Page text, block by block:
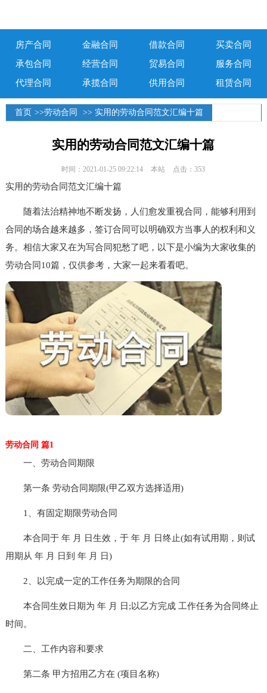
房产合同 金融合同 借款合同
买卖合同
承包合同
经营合同 贸易合同
服务合同
代理合同
承揽合同 供用合同 租赁合同
首页 >>劳动合同 >> 实用的劳动合同范文汇编十篇
实用的劳动合同范文汇编十篇
时间：2021-01-25 09:22:14 本站 点击：353
实用的劳动合同范文汇编十篇
随着法治精神地不断发扬，人们愈发重视合同，能够利用到
合同的场合越来越多，签订合同可以明确双方当事人的权利和义
务。相信大家又在为写合同犯愁了吧，以下是小编为大家收集的
劳动合同10篇，仅供参考，大家一起来看看吧。
劳动合同 篇1
一、劳动合同期限
第一条 劳动合同期限(甲乙双方选择适用)
1、有固定期限劳动合同
本合同于 年 月 日生效，于 年 月 日终止(如有试用期，则试
用期从 年 月 日到 年 月 日)
2、以完成一定的工作任务为期限的合同
本合同生效日期为 年 月 日;以乙方完成 工作任务为合同终止
时间。
二、工作内容和要求
第二条 甲方招用乙方在 (项目名称)